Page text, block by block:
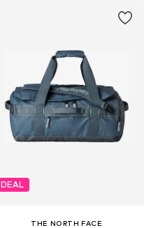
DEAL
THE NORTH FACE